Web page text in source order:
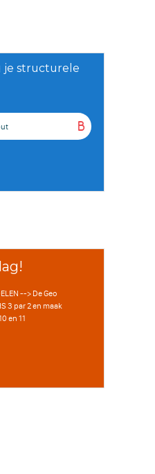
je structurele
B
--> De Geo
3 par 2 en maak
en 11